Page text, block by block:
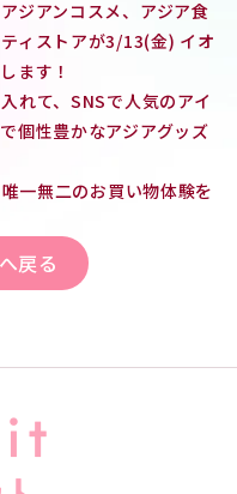
ジアンコスメ、アジア食
ィストアが3/13(金) イオ
ます！
れて、SNSで人気のアイ
個性豊かなアジアグッズ
一無二のお買い物体験を
戻る